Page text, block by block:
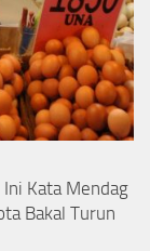
Ini Kata Mendag
Bakal Turun